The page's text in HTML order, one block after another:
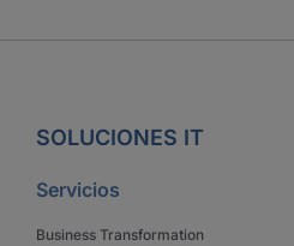
SOLUCIONES IT
Servicios
Business Transformation